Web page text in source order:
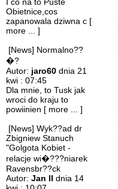
Obietnice,cos
zapanowala dziwna c [
more ... ]
[News] Normalno??
�?
Autor: jaro60 dnia 21
kwi : 07:45
Dla mnie, to Tusk jak
wroci do kraju to
powiinien [ more ... ]
[News] Wyk??ad dr
Zbigniew Stanuch
"Golgota Kobiet -
relacje wi�???niarek
Ravensbr??ck
Autor: Jan II dnia 14